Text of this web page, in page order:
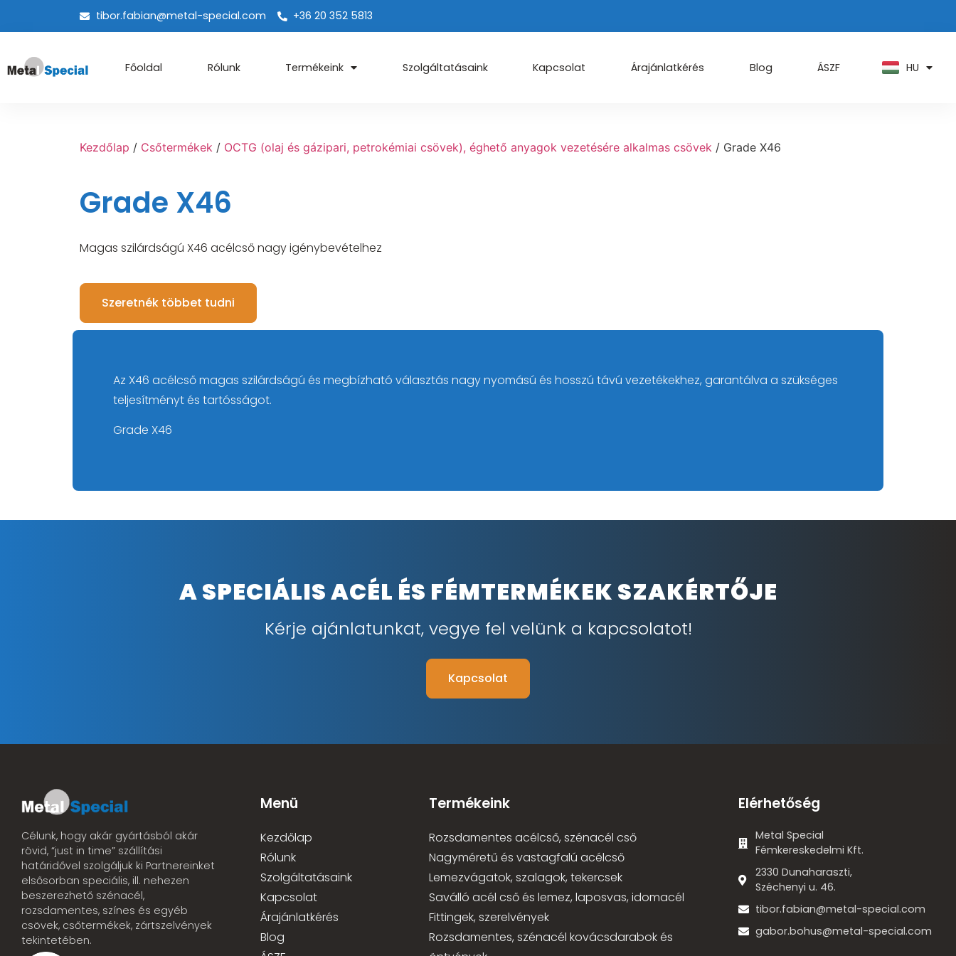
tibor.fabian@metal-special.com +36 20 352 5813
Főoldal Rólunk Termékeink Szolgáltatásaink Kapcsolat Árajánlatkérés Blog ÁSZF HU
AR
Kezdőlap / Csőtermékek / OCTG (olaj és gázipari, petrokémiai csövek), éghető anyagok vezetésére alkalmas csövek / Grade X46
Grade X46
Magas szilárdságú X46 acélcső nagy igénybevételhez
Szeretnék többet tudni
Az X46 acélcső magas szilárdságú és megbízható választás nagy nyomású és hosszú távú vezetékekhez, garantálva a szükséges
teljesítményt és tartósságot.
Grade X46
A SPECIÁLIS ACÉL ÉS FÉMTERMÉKEK SZAKÉRTŐJE
Kérje ajánlatunkat, vegye fel velünk a kapcsolatot!
Kapcsolat
Célunk, hogy akár gyártásból akár
rövid, “just in time” szállítási
határidővel szolgáljuk ki Partnereinket
elsősorban speciális, ill. nehezen
beszerezhető szénacél,
rozsdamentes, színes és egyéb
csövek, csőtermékek, zártszelvények
tekintetében.
Menü
Kezdőlap
Rólunk
Szolgáltatásaink
Kapcsolat
Árajánlatkérés
Blog
Termékeink
Rozsdamentes acélcső, szénacél cső
Nagyméretű és vastagfalú acélcső
Lemezvágatok, szalagok, tekercsek
Saválló acél cső és lemez, laposvas, idomacél
Fittingek, szerelvények
Rozsdamentes, szénacél kovácsdarabok és
Elérhetőség
Metal Special
Fémkereskedelmi Kft.
2330 Dunaharaszti,
Széchenyi u. 46.
tibor.fabian@metal-special.com
gabor.bohus@metal-special.com